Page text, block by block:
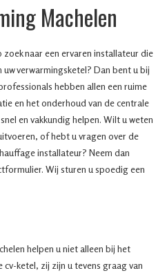
Machelen
naar een ervaren installateur die
uw verwarmingsketel? Dan bent u bij
hebben allen een ruime
en het onderhoud van de centrale
en vakkundig helpen. Wilt u weten
of hebt u vragen over de
installateur? Neem dan
Wij sturen u spoedig een
helpen u niet alleen bij het
ketel, zij zijn u tevens graag van